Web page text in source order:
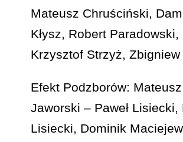
Mateusz Chruściński,
Kłysz, Robert Paradowski,
Krzysztof Strzyż, Zbigniew
Efekt Podzborów: Mateusz
Jaworski – Paweł Lisiecki,
Lisiecki, Dominik